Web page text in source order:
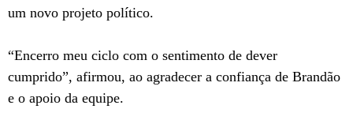
um novo projeto político.
“Encerro meu ciclo com o sentimento de dever
cumprido”, afirmou, ao agradecer a confiança de Brandão
e o apoio da equipe.